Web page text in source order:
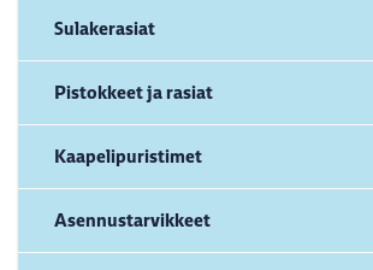
Sulakerasiat
Pistokkeet ja rasiat
Kaapelipuristimet
Asennustarvikkeet